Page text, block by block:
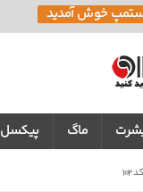
خوش آمدید
ماگ پیکسل